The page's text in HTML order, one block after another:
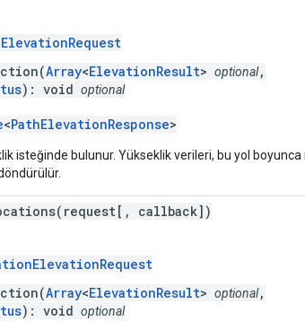
Array<ElevationResult> optional,
): void optional
<PathElevationResponse>
isteğinde bulunur. Yükseklik verileri, bu yol
callback])
Array<ElevationResult> optional,
): void optional